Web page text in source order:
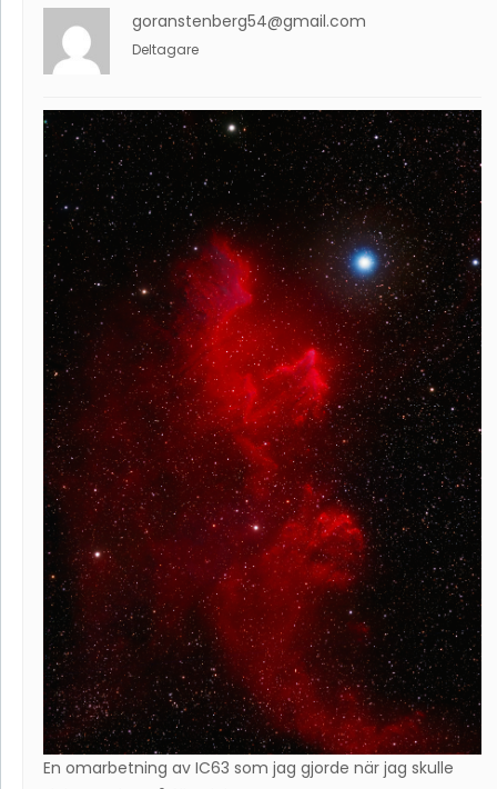
goranstenberg54@gmail.com
Deltagare
En omarbetning av IC63 som jag gjorde när jag skulle